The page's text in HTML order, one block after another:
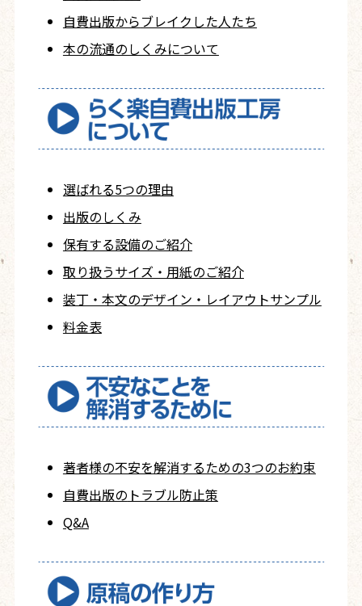
自費出版からブレイクした人たち
本の流通のしくみについて
選ばれる5つの理由
出版のしくみ
保有する設備のご紹介
取り扱うサイズ・用紙のご紹介
装丁・本文のデザイン・レイアウトサンプル
料金表
著者様の不安を解消するための3つのお約束
自費出版の トラブル防止策
Q&A